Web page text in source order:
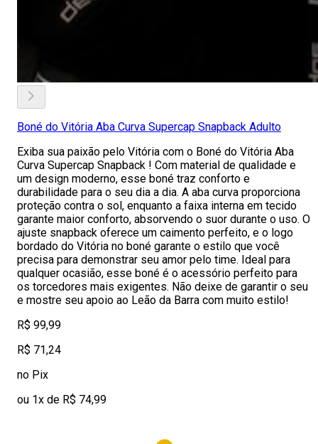
Boné do Vitória Aba Curva Supercap Snapback Adulto
Exiba sua paixão pelo Vitória com o Boné do Vitória Aba
Curva Supercap Snapback ! Com material de qualidade e
um design moderno, esse boné traz conforto e
durabilidade para o seu dia a dia. A aba curva proporciona
proteção contra o sol, enquanto a faixa interna em tecido
garante maior conforto, absorvendo o suor durante o uso. O
ajuste snapback oferece um caimento perfeito, e o logo
bordado do Vitória no boné garante o estilo que você
precisa para demonstrar seu amor pelo time. Ideal para
qualquer ocasião, esse boné é o acessório perfeito para
os torcedores mais exigentes. Não deixe de garantir o seu
e mostre seu apoio ao Leão da Barra com muito estilo!
R$ 99,99
R$ 71,24
no Pix
ou 1x de R$ 74,99